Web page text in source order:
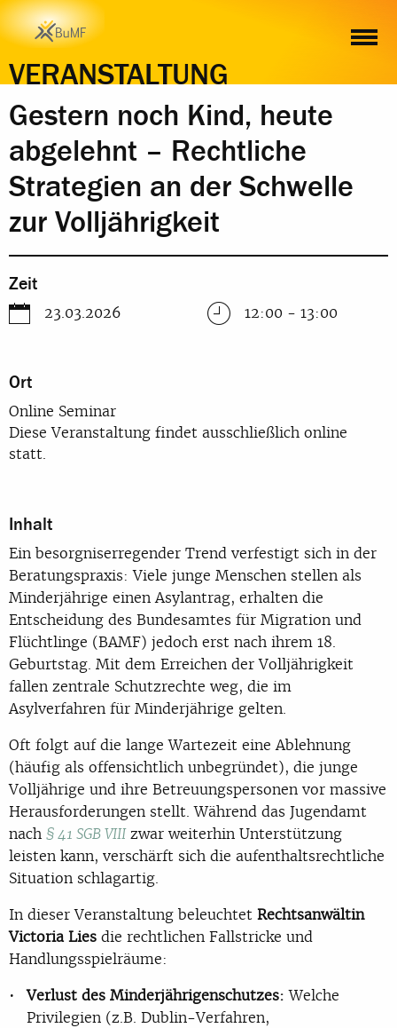
VERANSTALTUNG
ZEIT ORT
Gestern noch Kind, heute
abgelehnt – Rechtliche
Strategien an der Schwelle
zur Volljährigkeit
Zeit
23.03.2026 12:00 - 13:00
Ort
Online Seminar
Diese Veranstaltung findet ausschließlich online
statt.
Inhalt
Ein besorgniserregender Trend verfestigt sich in der
Beratungspraxis: Viele junge Menschen stellen als
Minderjährige einen Asylantrag, erhalten die
Entscheidung des Bundesamtes für Migration und
Flüchtlinge (BAMF) jedoch erst nach ihrem 18.
Geburtstag. Mit dem Erreichen der Volljährigkeit
fallen zentrale Schutzrechte weg, die im
Asylverfahren für Minderjährige gelten.
Oft folgt auf die lange Wartezeit eine Ablehnung
(häufig als offensichtlich unbegründet), die junge
Volljährige und ihre Betreuungspersonen vor massive
Herausforderungen stellt. Während das Jugendamt
nach § 41 SGB VIIIzwar weiterhin Unterstützung
leisten kann, verschärft sich die aufenthaltsrechtliche
Situation schlagartig.
In dieser Veranstaltung beleuchtet Rechtsanwältin
Victoria Lies die rechtlichen Fallstricke und
Handlungsspielräume:
Verlust des Minderjährigenschutzes: Welche
Privilegien (z.B. Dublin-Verfahren,